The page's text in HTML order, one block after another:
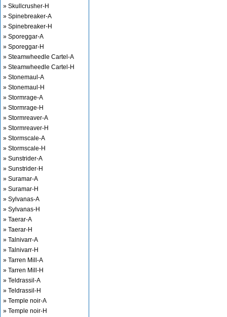
» Skullcrusher-H
» Spinebreaker-A
» Spinebreaker-H
» Sporeggar-A
» Sporeggar-H
» Steamwheedle Cartel-A
» Steamwheedle Cartel-H
» Stonemaul-A
» Stonemaul-H
» Stormrage-A
» Stormrage-H
» Stormreaver-A
» Stormreaver-H
» Stormscale-A
» Stormscale-H
» Sunstrider-A
» Sunstrider-H
» Suramar-A
» Suramar-H
» Sylvanas-A
» Sylvanas-H
» Taerar-A
» Taerar-H
» Talnivarr-A
» Talnivarr-H
» Tarren Mill-A
» Tarren Mill-H
» Teldrassil-A
» Teldrassil-H
» Temple noir-A
» Temple noir-H